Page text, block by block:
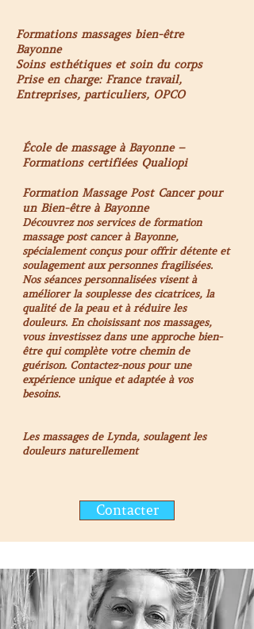
Formations massages bien-être
Bayonne
Soins esthétiques et soin du corps
Prise en charge: France travail,
Entreprises, particuliers, OPCO
École de massage à Bayonne –
Formations certifiées Qualiopi
Formation Massage Post Cancer pour
un Bien-être à Bayonne
Découvrez nos services de formation
massage post cancer à Bayonne,
spécialement conçus pour offrir détente et
soulagement aux personnes fragilisées.
Nos séances personnalisées visent à
améliorer la souplesse des cicatrices, la
qualité de la peau et à réduire les
douleurs. En choisissant nos massages,
vous investissez dans une approche bien-
être qui complète votre chemin de
guérison. Contactez-nous pour une
expérience unique et adaptée à vos
besoins.
Les massages de Lynda, soulagent les
douleurs naturellement
Contacter